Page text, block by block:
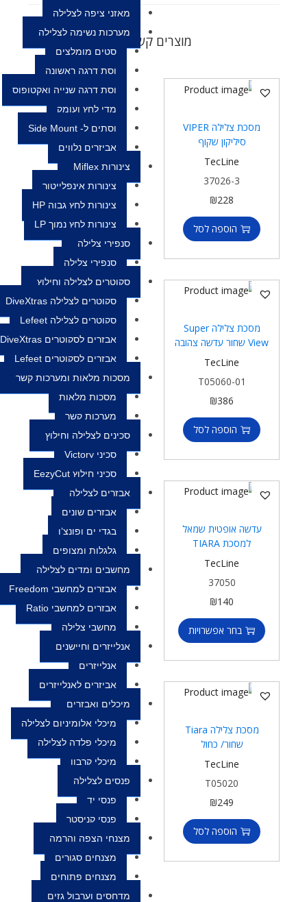
מאזני ציפה לצלילה
מערכות נשימה לצלילה
סטים מומלצים
וסת דרגה ראשונה
וסת דרגה שנייה ואקטופוס
מדי לחץ ועומק
וסתים ל- Side Mount
אביזרים נלווים
צינורות Miflex
צינורות אינפלייטור
צינורות לחץ גבוה HP
צינורות לחץ נמוך LP
סנפירי צלילה
סנפירי צלילה
סקוטרים לצלילה וחילוץ
סקוטרים לצלילה DiveXtras
סקוטרים לצלילה Lefeet
אבזרים לסקוטרים DiveXtras
אבזרים לסקוטרים Lefeet
מסכות מלאות ומערכות קשר
מסכות מלאות
מערכות קשר
סכינים לצלילה וחילוץ
סכיני Victory
סכיני חילוץ EezyCut
אבזרים לצלילה
אבזרים שונים
בגדי ים ופונצ’ו
גלגלות ומצופים
מחשבים ומדים לצלילה
אבזרים למחשבי Freedom
אבזרים למחשבי Ratio
מחשבי צלילה
אנלייזרים וחיישנים
אנלייזרים
אביזרים לאנלייזרים
מיכלים ואבזרים
מיכלי אלומיניום לצלילה
מיכלי פלדה לצלילה
מיכלי קרבון
פנסים לצלילה
פנסי יד
פנסי קניסטר
מצנחי הצפה והרמה
מצנחים סגורים
מצנחים פתוחים
מדחסים וערבול גזים
מוצרים קשורים
מסכת צלילה VIPER
סיליקון שקוף
TecLine
37026-3
הוספה לסל
מסכת צלילה Super
TecLine
T05060-01
הוספה לסל
עדשה אופטית שמאל
למסכת TIARA
TecLine
37050
בחר אפשרויות
מסכת צלילה Tiara
שחור/ כחול
TecLine
T05020
הוספה לסל